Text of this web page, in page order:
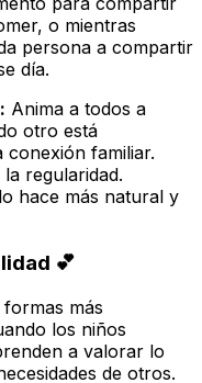
o mientras
persona a compartir
día.
Anima a todos a
otro está
familiar.
regularidad.
hace más natural y
💕
más
los niños
a valorar lo
de otros.